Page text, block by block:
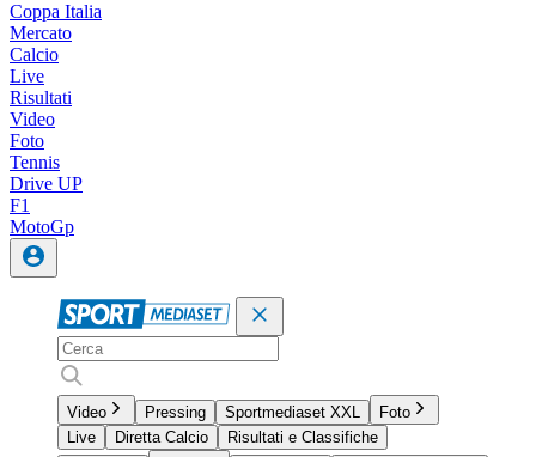
Coppa Italia
Mercato
Calcio
Live
Risultati
Video
Foto
Tennis
Drive UP
F1
MotoGp
Video Pressing Sportmediaset XXL
Foto
Live
Diretta Calcio
Risultati e Classifiche